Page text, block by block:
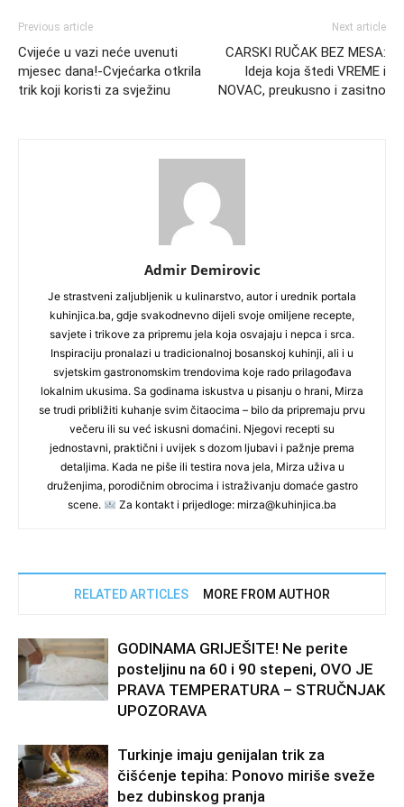
Previous article
Cvijeće u vazi neće uvenuti
mjesec dana!-Cvjećarka otkrila
trik koji koristi za svježinu
Next article
CARSKI RUČAK BEZ MESA:
Ideja koja štedi VREME i
NOVAC, preukusno i zasitno
Admir Demirovic
Je strastveni zaljubljenik u kulinarstvo, autor i urednik portala
kuhinjica.ba, gdje svakodnevno dijeli svoje omiljene recepte,
savjete i trikove za pripremu jela koja osvajaju i nepca i srca.
Inspiraciju pronalazi u tradicionalnoj bosanskoj kuhinji, ali i u
svjetskim gastronomskim trendovima koje rado prilagođava
lokalnim ukusima. Sa godinama iskustva u pisanju o hrani, Mirza
se trudi približiti kuhanje svim čitaocima – bilo da pripremaju prvu
večeru ili su već iskusni domaćini. Njegovi recepti su
jednostavni, praktični i uvijek s dozom ljubavi i pažnje prema
detaljima. Kada ne piše ili testira nova jela, Mirza uživa u
druženjima, porodičnim obrocima i istraživanju domaće gastro
scene.
Za kontakt i prijedloge: mirza@kuhinjica.ba
RELATED ARTICLES MORE FROM AUTHOR
GODINAMA GRIJEŠITE! Ne perite
posteljinu na 60 i 90 stepeni, OVO JE
PRAVA TEMPERATURA – STRUČNJAK
UPOZORAVA
Turkinje imaju genijalan trik za
čišćenje tepiha: Ponovo miriše sveže
bez dubinskog pranja